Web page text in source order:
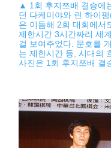
▲ 1회 후지쯔배 결승에
던 다케미야와 린 하이
은 이듬해 2회 대회에서
제한시간 3시간짜리 세
걸 보여주었다. 문호를
는 제한시간 등, 시대의
사진은 1회 후지쯔배 결